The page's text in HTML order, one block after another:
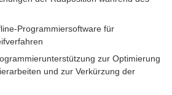
Programmiersoftware für
zur Optimierung
und zur Verkürzung der